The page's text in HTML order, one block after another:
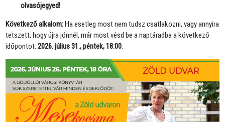
olvasójegyed!
Következő alkalom:Ha esetleg most nem tudsz csatlakozni, vagy annyira
tetszett, hogy újra jönnél, már most vésd be a naptáradba a következő
időpontot:2026. július 31., péntek, 18:00.